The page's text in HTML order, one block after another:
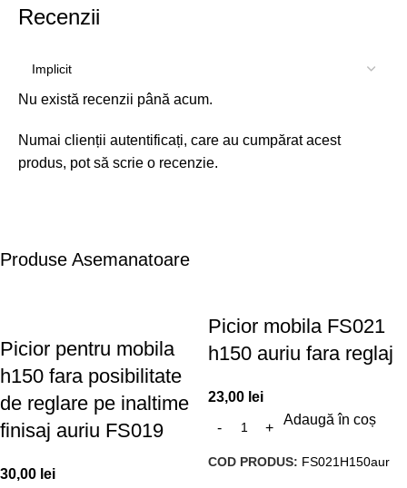
Recenzii
Nu există recenzii până acum.
Numai clienții autentificați, care au cumpărat acest
produs, pot să scrie o recenzie.
Produse Asemanatoare
Picior pentru mobila
h150 fara posibilitate
de reglare pe inaltime
finisaj auriu FS019
30,00 lei
Picior mobila FS021
h150 auriu fara reglaj
23,00 lei
Adaugă în coș
COD PRODUS: FS021H150aur